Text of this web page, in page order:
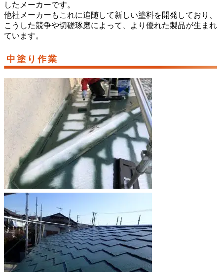
したメーカーです。
他社メーカーもこれに追随して新しい塗料を開発しており、
こうした競争や切磋琢磨によって、より優れた製品が生まれ
ています。
中塗り作業